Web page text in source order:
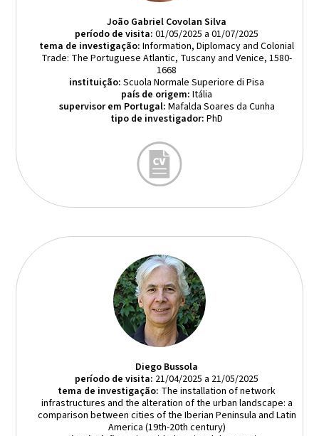
João Gabriel Covolan Silva
período de visita: 01/05/2025 a 01/07/2025
tema de investigação: Information, Diplomacy and Colonial
Trade: The Portuguese Atlantic, Tuscany and Venice, 1580-
1668
instituição: Scuola Normale Superiore di Pisa
país de origem: Itália
supervisor em Portugal: Mafalda Soares da Cunha
tipo de investigador: PhD
Diego Bussola
período de visita: 21/04/2025 a 21/05/2025
tema de investigação: The installation of network
infrastructures and the alteration of the urban landscape: a
comparison between cities of the Iberian Peninsula and Latin
America (19th-20th century)